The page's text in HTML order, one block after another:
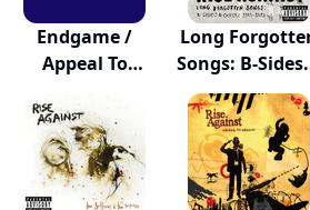
Endgame /
Appeal To
Long
Songs: B-